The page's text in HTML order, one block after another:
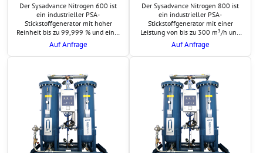
Der Sysadvance Nitrogen 600 ist
ein industrieller PSA-
Stickstoffgenerator mit hoher
Reinheit bis zu 99,999 % und einer
Leistung von bis zu 227,5 m³/h.
Ideal für Laseranwendungen,
Lebensmittelindustrie,
weitere Branchen.
Auf Anfrage
Der Sysadvance Nitrogen 800 ist
ein industrieller PSA-
Stickstoffgenerator mit einer
Leistung von bis zu 300 m³/h und
einer Reinheit bis zu 99,999 %.
Ideal für Laseranwendungen,
Lebensmittelindustrie,
weitere Branchen.
Auf Anfrage